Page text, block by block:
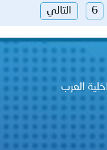
6 التالي
العرب